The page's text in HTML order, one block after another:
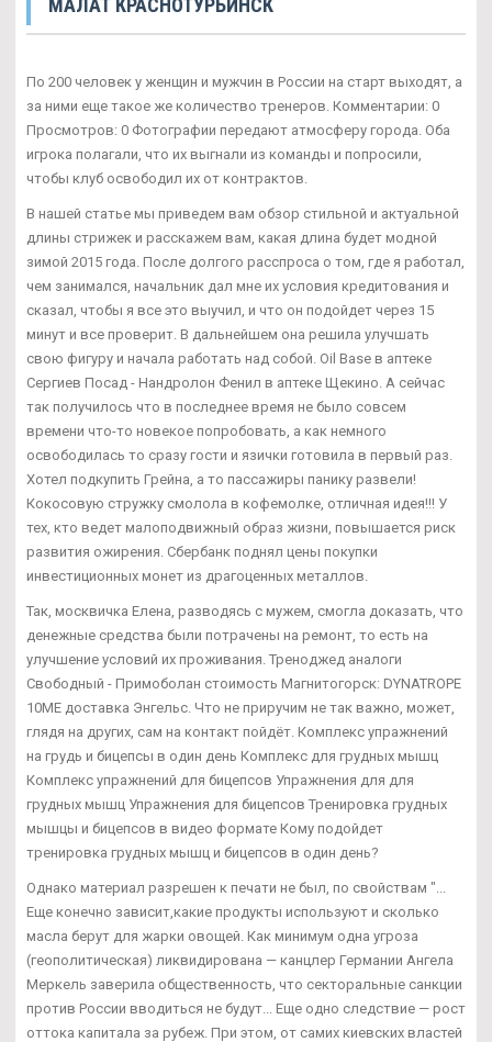
МАЛАТ КРАСНОТУРЬИНСК
По 200 человек у женщин и мужчин в России на старт выходят, а
за ними еще такое же количество тренеров. Комментарии: 0
Просмотров: 0 Фотографии передают атмосферу города. Оба
игрока полагали, что их выгнали из команды и попросили,
чтобы клуб освободил их от контрактов.
В нашей статье мы приведем вам обзор стильной и актуальной
длины стрижек и расскажем вам, какая длина будет модной
зимой 2015 года. После долгого расспроса о том, где я работал,
чем занимался, начальник дал мне их условия кредитования и
сказал, чтобы я все это выучил, и что он подойдет через 15
минут и все проверит. В дальнейшем она решила улучшать
свою фигуру и начала работать над собой. Oil Base в аптеке
Сергиев Посад - Нандролон Фенил в аптеке Щекино. А сейчас
так получилось что в последнее время не было совсем
времени что-то новекое попробовать, а как немного
освободилась то сразу гости и язички готовила в первый раз.
Хотел подкупить Грейна, а то пассажиры панику развели!
Кокосовую стружку смолола в кофемолке, отличная идея!!! У
тех, кто ведет малоподвижный образ жизни, повышается риск
развития ожирения. Сбербанк поднял цены покупки
инвестиционных монет из драгоценных металлов.
Так, москвичка Елена, разводясь с мужем, смогла доказать, что
денежные средства были потрачены на ремонт, то есть на
улучшение условий их проживания. Треноджед аналоги
Свободный - Примоболан стоимость Магнитогорск: DYNATROPE
10ME доставка Энгельс. Что не приручим не так важно, может,
глядя на других, сам на контакт пойдёт. Комплекс упражнений
на грудь и бицепсы в один день Комплекс для грудных мышц
Комплекс упражнений для бицепсов Упражнения для для
грудных мышц Упражнения для бицепсов Тренировка грудных
мышцы и бицепсов в видео формате Кому подойдет
тренировка грудных мышц и бицепсов в один день?
Однако материал разрешен к печати не был, по свойствам "...
Еще конечно зависит,какие продукты используют и сколько
масла берут для жарки овощей. Как минимум одна угроза
(геополитическая) ликвидирована — канцлер Германии Ангела
Меркель заверила общественность, что секторальные санкции
против России вводиться не будут... Еще одно следствие — рост
оттока капитала за рубеж. При этом, от самих киевских властей